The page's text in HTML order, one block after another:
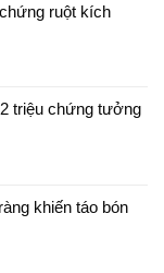
ruột kích
triệu chứng tưởng
khiến táo bón